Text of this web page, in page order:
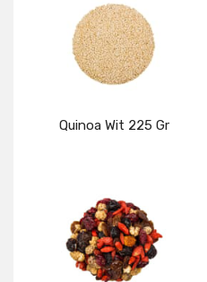
Details
Quinoa Wit 225 Gr
Details